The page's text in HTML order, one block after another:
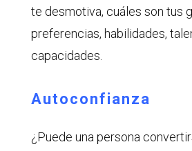
te desmotiva, cuáles son tus
preferencias, habilidades,
capacidades.
Autoconfianza
¿Puede una persona